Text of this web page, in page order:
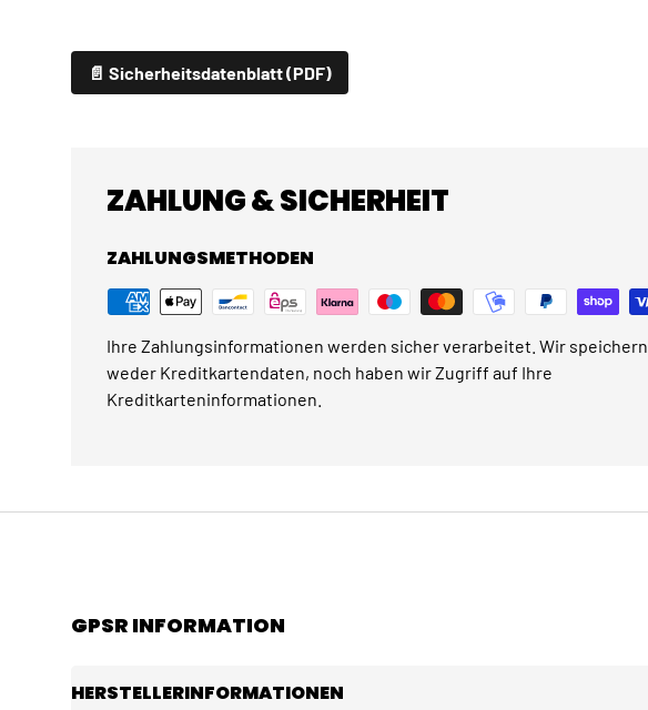
📄 Sicherheitsdatenblatt (PDF)
ZAHLUNG & SICHERHEIT
ZAHLUNGSMETHODEN
Ihre Zahlungsinformationen werden sicher verarbeitet. Wir speichern
weder Kreditkartendaten, noch haben wir Zugriff auf Ihre
Kreditkarteninformationen.
GPSR INFORMATION
HERSTELLERINFORMATIONEN